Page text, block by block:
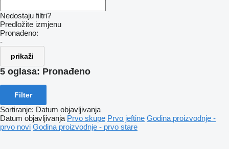
Nedostaju filtri?
Predložite izmjenu
Pronađeno:
-
prikaži
5 oglasa: Pronađeno
Filter
Sortiranje: Datum objavljivanja
Datum objavljivanja Prvo skupe Prvo jeftine Godina proizvodnje -
prvo novi Godina proizvodnje - prvo stare